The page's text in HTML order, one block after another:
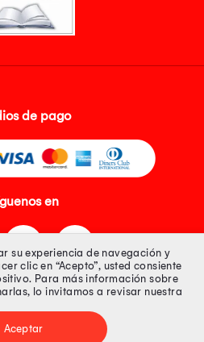
de pago
en
Segura
su experiencia de navegación y
clic en “Acepto”, usted consiente
Para más información sobre
lo invitamos a revisar nuestra
Aceptar